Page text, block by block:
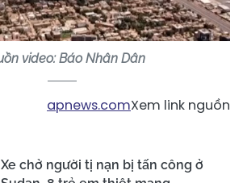
video: Báo Nhân Dân
apnews.comXem link nguồn
Xe chở người tị nạn bị tấn công ở